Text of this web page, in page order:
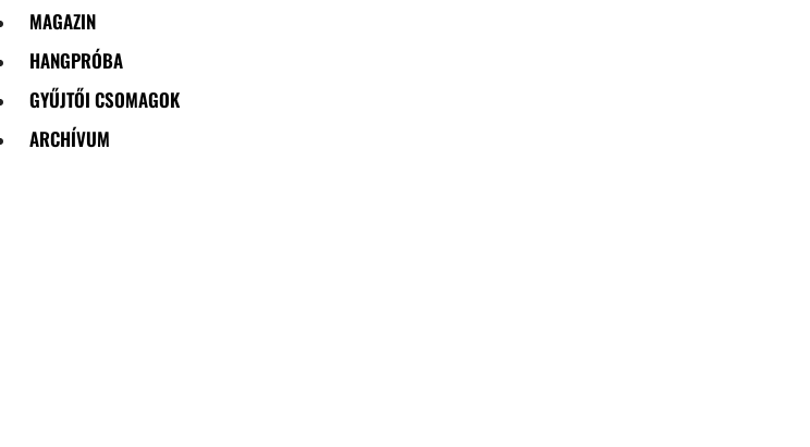
MAGAZIN
HANGPRÓBA
GYŰJTŐI CSOMAGOK
ARCHÍVUM